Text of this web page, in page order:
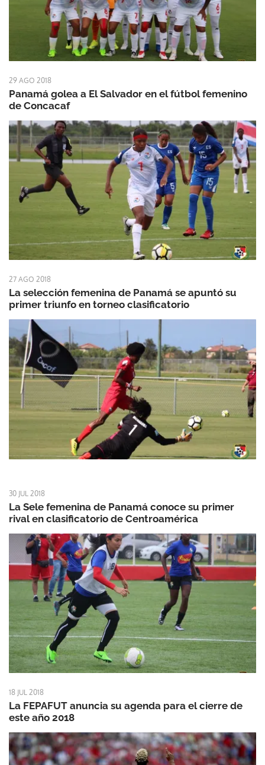
29 AGO 2018
Panamá golea a El Salvador en el fútbol femenino
de Concacaf
27 AGO 2018
La selección femenina de Panamá se apuntó su
primer triunfo en torneo clasificatorio
30 JUL 2018
La Sele femenina de Panamá conoce su primer
rival en clasificatorio de Centroamérica
18 JUL 2018
La FEPAFUT anuncia su agenda para el cierre de
este año 2018